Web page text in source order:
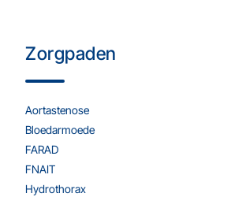
Zorgpaden
Aortastenose
Bloedarmoede
FARAD
FNAIT
Hydrothorax